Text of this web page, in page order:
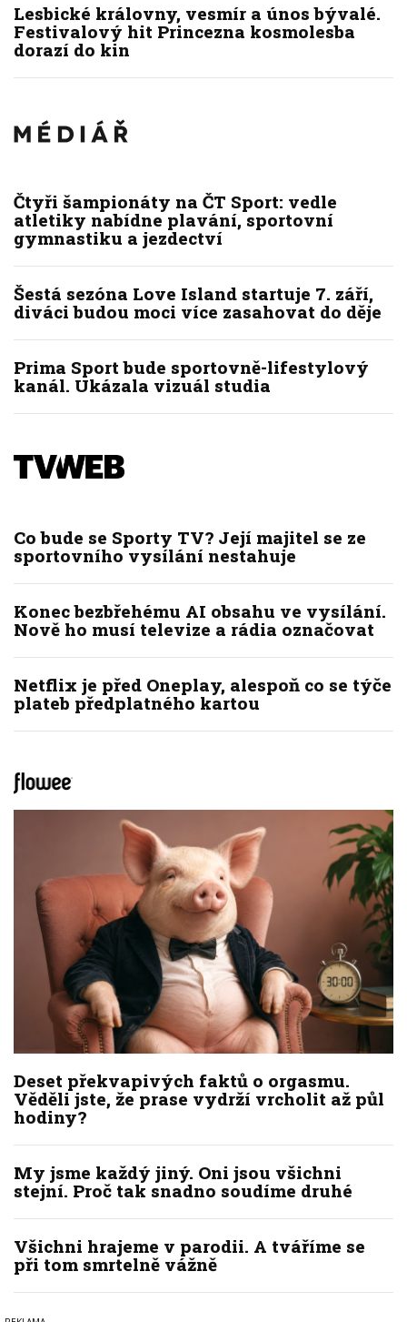
Lesbické královny, vesmír a únos bývalé.
Festivalový hit Princezna kosmolesba
dorazí do kin
Čtyři šampionáty na ČT Sport: vedle
atletiky nabídne plavání, sportovní
gymnastiku a jezdectví
Šestá sezóna Love Island startuje 7. září,
diváci budou moci více zasahovat do děje
Prima Sport bude sportovně-lifestylový
kanál. Ukázala vizuál studia
Co bude se Sporty TV? Její majitel se ze
sportovního vysílání nestahuje
Konec bezbřehému AI obsahu ve vysílání.
Nově ho musí televize a rádia označovat
Netflix je před Oneplay, alespoň co se týče
plateb předplatného kartou
Deset překvapivých faktů o orgasmu.
Věděli jste, že prase vydrží vrcholit až půl
hodiny?
My jsme každý jiný. Oni jsou všichni
stejní. Proč tak snadno soudíme druhé
Všichni hrajeme v parodii. A tváříme se
při tom smrtelně vážně